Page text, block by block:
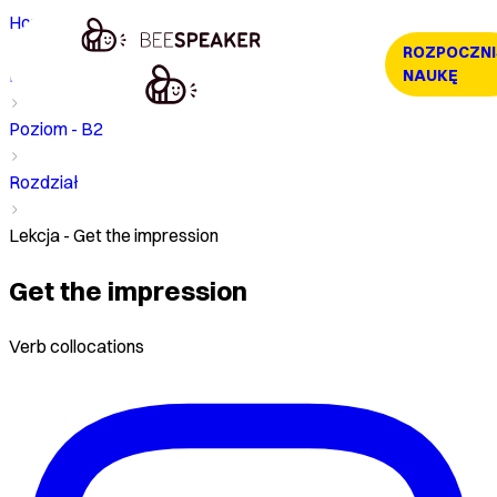
NAUKĘ
Home
Kurs
Poziom - B2
Rozdział
Lekcja - Get the impression
Get the impression
Verb collocations